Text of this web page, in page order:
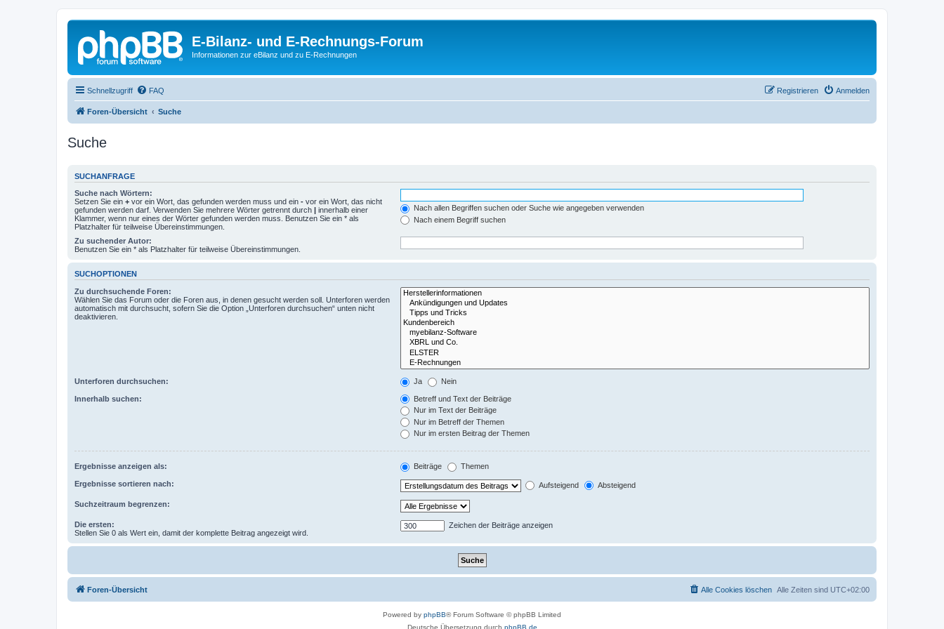
E-Bilanz- und E-Rechnungs-Forum
Informationen zur eBilanz und zu E-Rechnungen
Schnellzugriff FAQ Anmelden
Registrieren
Foren-Übersicht Suche
Suche
SUCHANFRAGE
Suche nach Wörtern:
Setzen Sie ein + vor ein Wort, das gefunden werden muss und ein - vor ein Wort, das nicht
gefunden werden darf. Verwenden Sie mehrere Wörter getrennt durch | innerhalb einer
Klammer, wenn nur eines der Wörter gefunden werden muss. Benutzen Sie ein * als
Platzhalter für teilweise Übereinstimmungen.
Nach allen Begriffen suchen oder Suche wie angegeben verwenden
Nach einem Begriff suchen
Zu suchender Autor:
Benutzen Sie ein * als Platzhalter für teilweise Übereinstimmungen.
SUCHOPTIONEN
Zu durchsuchende Foren:
Wählen Sie das Forum oder die Foren aus, in denen gesucht werden soll. Unterforen werden
automatisch mit durchsucht, sofern Sie die Option „Unterforen durchsuchen“ unten nicht
deaktivieren.
Unterforen durchsuchen: Ja Nein
Innerhalb suchen:
Betreff und Text der Beiträge
Nur im Text der Beiträge
Nur im Betreff der Themen
Nur im ersten Beitrag der Themen
Ergebnisse anzeigen als: Beiträge Themen
Ergebnisse sortieren nach: Aufsteigend Absteigend
Suchzeitraum begrenzen:
Die ersten:
Stellen Sie 0 als Wert ein, damit der komplette Beitrag angezeigt wird.
Zeichen der Beiträge anzeigen
Foren-Übersicht Alle Zeiten sind UTC+02:00
Alle Cookies löschen
Powered by phpBB® Forum Software © phpBB Limited
Deutsche Übersetzung durch phpBB.de